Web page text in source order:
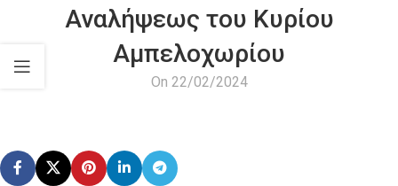
Αναλήψεως του Κυρίου
Αμπελοχωρίου
On 22/02/2024